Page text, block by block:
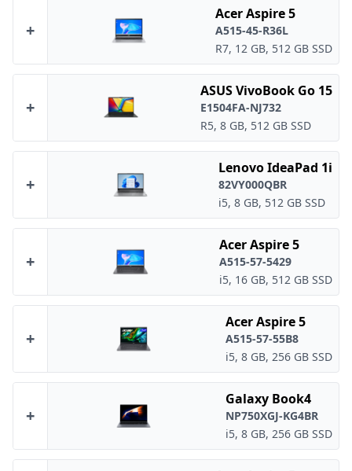
+
Acer Aspire 5
A515-45-R36L
R7, 12 GB, 512 GB SSD
+
ASUS VivoBook Go 15
E1504FA-NJ732
R5, 8 GB, 512 GB SSD
+
Lenovo IdeaPad 1i
82VY000QBR
i5, 8 GB, 512 GB SSD
+
Acer Aspire 5
A515-57-5429
i5, 16 GB, 512 GB SSD
+
Acer Aspire 5
A515-57-55B8
i5, 8 GB, 256 GB SSD
+
Galaxy Book4
NP750XGJ-KG4BR
i5, 8 GB, 256 GB SSD